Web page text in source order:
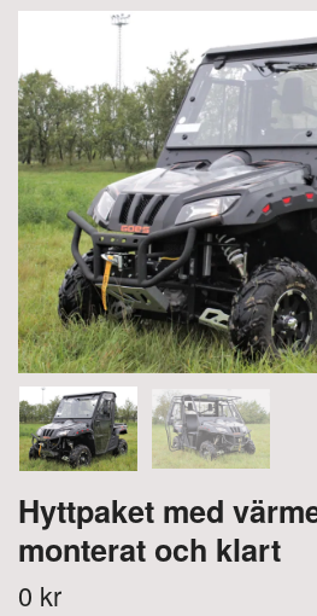
Hyttpaket med
monterat och klart
0 kr